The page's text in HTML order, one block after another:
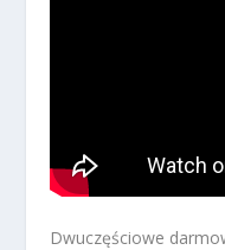
Dwuczęściowe